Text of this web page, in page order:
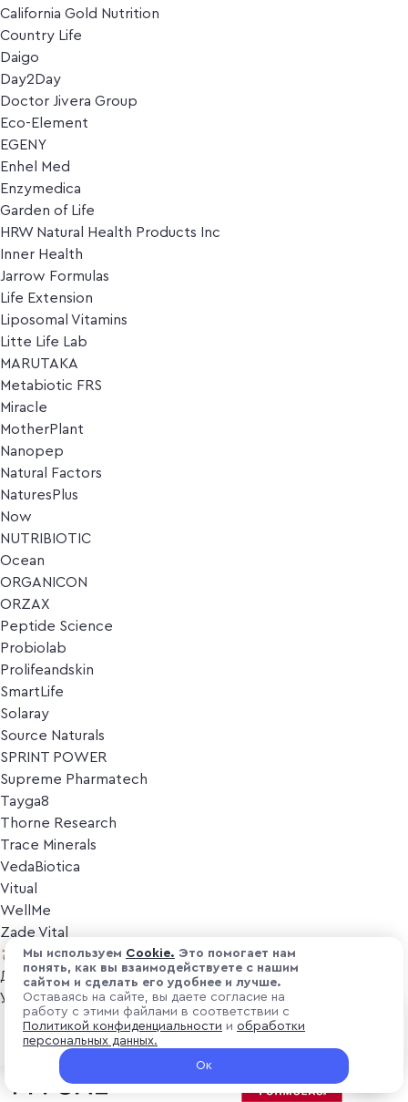
California Gold Nutrition
Country Life
Daigo
Day2Day
Doctor Jivera Group
Eco-Element
EGENY
Enhel Med
Enzymedica
Garden of Life
HRW Natural Health Products Inc
Inner Health
Jarrow Formulas
Life Extension
Liposomal Vitamins
Litte Life Lab
MARUTAKA
Metabiotic FRS
Miracle
MotherPlant
Nanopep
Natural Factors
NaturesPlus
Now
NUTRIBIOTIC
Ocean
ORGANICON
ORZAX
Peptide Science
Probiolab
Prolifeandskin
SmartLife
Solaray
Source Naturals
SPRINT POWER
Supreme Pharmatech
Tayga8
Thorne Research
Trace Minerals
VedaBiotica
Vitual
WellMe
Zade Vital
Косметика
Дезодоранты
Уход за лицом
Уход за телом
Популярные бренды
₽ 12 300
+ 369 ₽ витуальками
В корзину
Мы используем Cоokіе. Это помогает нам
понять, как вы взаимодействуете с нашим
сайтом и сделать его удобнее и лучше.
Оставаясь на сайте, вы даете согласие на
работу с этими файлами в соответствии с
Политикой конфиденциальности и обработки
персональных данных.
Ок